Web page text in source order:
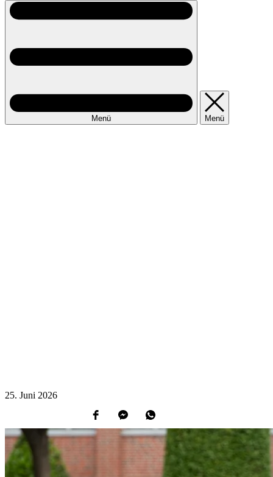
Menü Menü
25. Juni 2026